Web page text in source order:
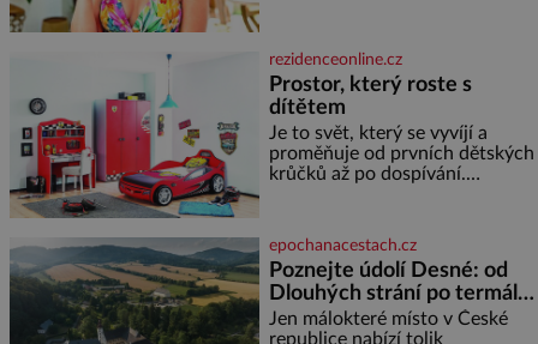
dyž se nám tropy zaryjí pod
kůži, hledáme úlevu v bazénu
nebo pomocí klimatizace. Jenže
ne vždycky můžeme být v jejich
blízkosti. Nemusíte však zoufat.
Pokud budete mít promyšlený
jídelníček, žadné pařáky si na
rezidenceonline.cz
Prostor, který roste s
dítětem
Je to svět, který se vyvíjí a
proměňuje od prvních dětských
krůčků až po dospívání.
soustředění i odpočinek a
reaguje na každou etapu života
a specifické potřeby dítěte. Pro
nejmenší je klíčová
jednoduchost, měkkost a
bezpečí, proto by pokoj
epochanacestach.cz
Poznejte údolí Desné: od
Dlouhých strání po termální
prameny
Jen málokteré místo v České
republice nabízí tolik